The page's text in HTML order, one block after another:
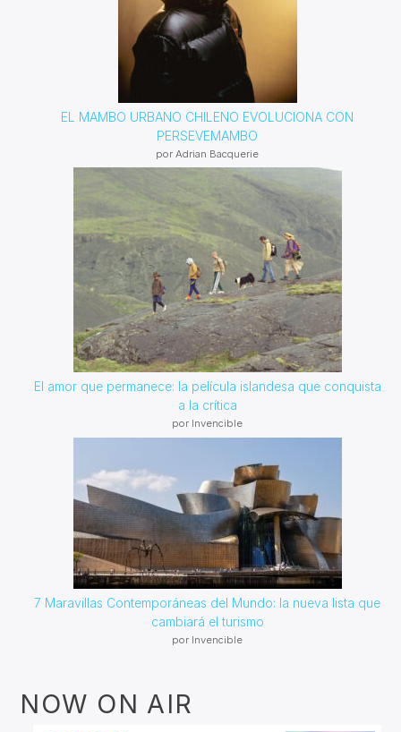
EL MAMBO URBANO CHILENO EVOLUCIONA CON
PERSEVEMAMBO
por Adrian Bacquerie
El amor que permanece: la película islandesa que conquista
a la crítica
por Invencible
7 Maravillas Contemporáneas del Mundo: la nueva lista que
cambiará el turismo
por Invencible
NOW ON AIR